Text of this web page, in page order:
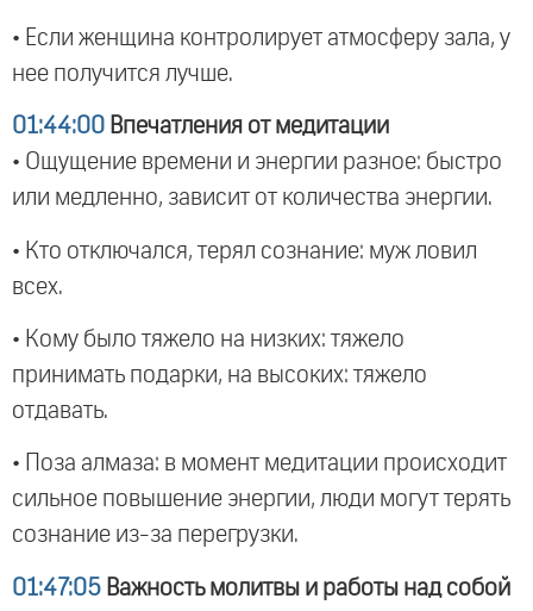
• Если женщина контролирует атмосферу зала, у
нее получится лучше.
01:44:00 Впечатления от медитации
• Ощущение времени и энергии разное: быстро
или медленно, зависит от количества энергии.
• Кто отключался, терял сознание: муж ловил
всех.
• Кому было тяжело на низких: тяжело
принимать подарки, на высоких: тяжело
отдавать.
• Поза алмаза: в момент медитации происходит
сильное повышение энергии, люди могут терять
сознание из-за перегрузки.
01:47:05 Важность молитвы и работы над собой